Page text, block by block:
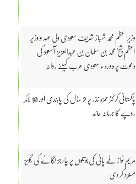
وزیراعظم محمد شہباز شریف سعودی ولی عہد و وزیرِ
اعظم شیخ محمد بن سلمان بن عبدالعزیز آلسعود کی
دعوت پر دورہء سعودی عرب کیلئے روانہ
پاکستانی کرکٹر حمزہ نذر پر 2 سال کی پابندی اور 10 لاکھ
روپے کا جرمانہ عائد
مریم نواز نے پانی کی بوتلوں پر چارجز لگانے کی تجویز
مسترد کر دی